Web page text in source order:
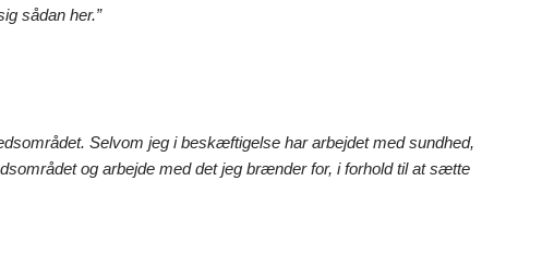
sådan her.”
Selvom jeg i beskæftigelse har arbejdet med sundhed,
og arbejde med det jeg brænder for, i forhold til at sætte